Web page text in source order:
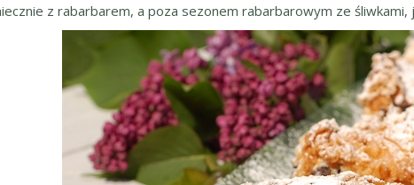
z rabarbarem, a poza sezonem rabarbarowym ze śliwkami,